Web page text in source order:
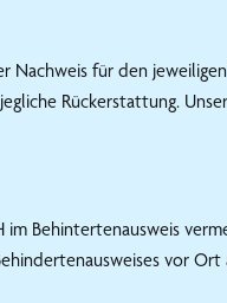
Nachweis für den
Rückerstattung.
Behintertenausweis
vor Ort